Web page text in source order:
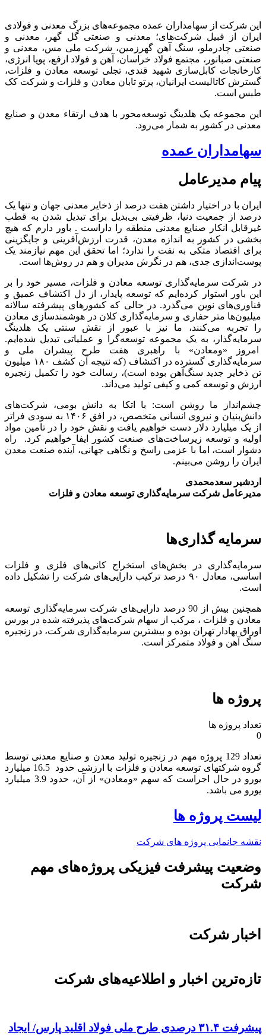
این شرکت از سهامداران عمده مجموعه‌های بزرگ معدنی و فولادی
ایران از قبیل شرکت‌های؛ معدنی و صنعتی گل گهر، معدنی و
صنعتی چادرملو، سنگ آهن گهرزمین، شرکت ملی مس، معدنی و
صنعتی صبانور، مجتمع فولاد خراسان، آهن و فولاد ارفع، پویا انرژی،
کارخانجات کابل‌سازی شهید قندی، تجلی توسعه معادن و فلزات،
گسترش کاتالیست ایرانیان، پرتو تابان معادن و فلزات و شرکت کک
طبس است.
این مجموعه یک هلدینگ توسعه‌محور با هدف ارتقاء معدن و صنایع
معدنی در کشور به شمار می‌رود.
سهامداران عمده
پیام مدیرعامل
ایران با در اختیار داشتن هفت درصد از ذخایر معدنی جهان و تنها یک
درصد از جمعیت دنیا، ظرفیتی بی‌بدیل برای تبدیل شدن به قطب
غیرقابل انکار صنایع معدنی منطقه را داراست . باور دارم که هیچ
بخشی در کشور به اندازه معدن، قدرت ارزش‌آفرینی و جایگزینی
برای اقتصاد متکی به نفت را ندارد؛ اما تحقق این مهم نیازمند یک
پوست‌اندازی جدی، هم در نگرش مدیران و هم در روش‌ها است.
در شرکت سرمایه‌گذاری توسعه معادن و فلزات، مسیر خود را بر
این باور استوار کرده‌ایم که توسعه پایدار، از دل اکتشاف عمیق و
فناوری‌های نوین می‌گذرد. در حالی که کشورهای پیشرفته سالانه
میلیون‌ها متر حفاری و سرمایه‌گذاری کلان در هوشمندسازی معادن
را تجربه می‌کنند، ما نیز با عبور از نقش سنتی یک هلدینگ
سرمایه‌گذار، به یک مجموعه توسعه‌گرا و عملیاتی تبدیل شده‌ایم.
امروز «ومعادن» با راهبری هفت طرح پیشران ملی و
سرمایه‌گذاری گسترده در اکتشاف (که نتیجه آن کشف ۱۸۰ میلیون
تن ذخایر جدید سنگ‌آهن بوده است)، رسالت خود را تکمیل زنجیره
ارزش و توسعه کمی و کیفی تولید می‌داند.
چشم‌انداز ما روشن است: با اتکا به دانش بومی، شرکت‌های
دانش‌بنیان و نیروی انسانی متخصص، در افق ۱۴۰۶ به سودی فراتر
از یک میلیارد دلار دست خواهیم یافت و نقش خود را در تامین مواد
اولیه و توسعه زیرساخت‌های صنعت کشور ایفا خواهیم کرد. راه
دشوار است، اما با عزمی راسخ و نگاهی جهانی، آینده صنعت معدن
ایران را روشن می‌بینم.
اردشیر سعدمحمدی
مدیرعامل شرکت سرمایه‌گذاری توسعه معادن و فلزات
سرمایه گذاری‌ها
سرمایه‌گذاری در بخش‌های استخراج کانی‌های فلزی و فلزات
اساسی، معادل ۹۰ درصد ترکیب دارایی‌های شرکت را تشکیل داده
است.
همچنین بیش از 90 درصد دارایی‌های شرکت سرمایه‌گذاری توسعه
معادن و فلزات ، مرکب از سهام شرکت‌های پذیرفته شده در بورس
اوراق بهادار تهران بوده و بیشترین سرمایه‌گذاری شرکت، در زنجیره
سنگ آهن و فولاد متمرکز است.
پروژه ها
تعداد پروژه ها
0
تعداد 129 پروژه مهم در زنجیره تولید معدن و صنایع معدنی توسط
گروه شرکتهای توسعه معادن و فلزات با ارزشی حدود 16.5 میلیارد
یورو در حال اجراست که سهم «ومعادن» از آن، حدود 3.9 میلیارد
یورو می باشد.​
لیست پروژه ها
نقشه جانمایی پروژه های شرکت
وضعیت پیشرفت فیزیکی پروژه‌های مهم
شرکت
اخبار شرکت
تازه‌ترین اخبار و اطلاعیه‌های شرکت
پیشرفت ۳۱.۴ درصدی طرح ملی فولاد اقلید پارس/ ایجاد